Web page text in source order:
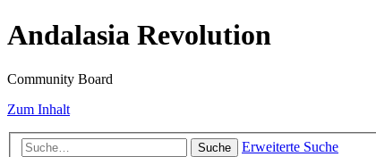
Andalasia Revolution
Community Board
Zum Inhalt
Suche Erweiterte Suche